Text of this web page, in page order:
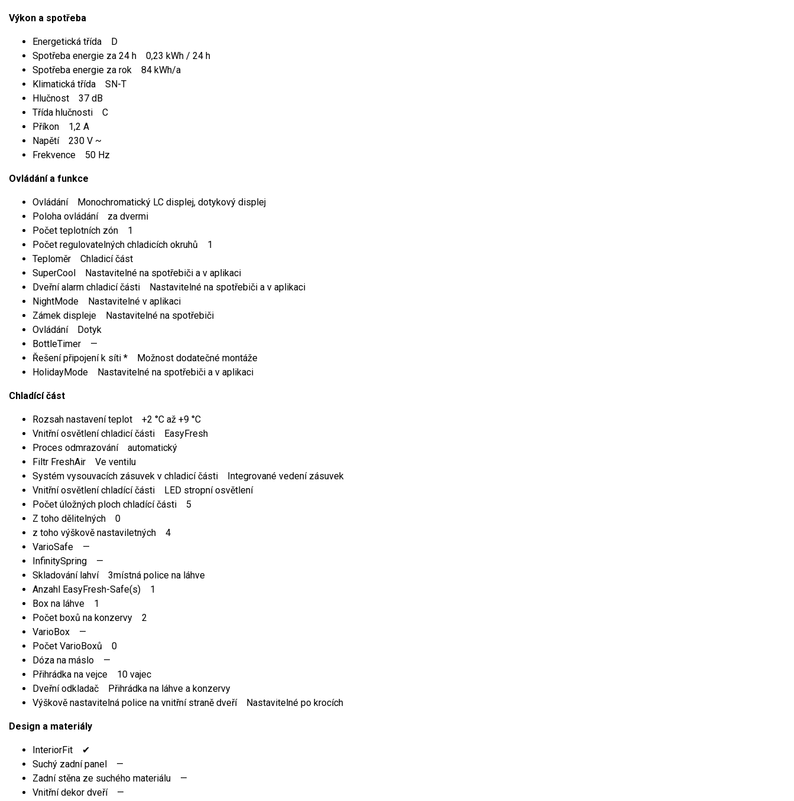
Výkon a spotřeba
Energetická třída D
Spotřeba energie za 24 h 0,23 kWh / 24 h
Spotřeba energie za rok 84 kWh/a
Klimatická třída SN-T
Hlučnost 37 dB
Třída hlučnosti C
Příkon 1,2 A
Napětí 230 V ~
Frekvence 50 Hz
Ovládání a funkce
Ovládání Monochromatický LC displej, dotykový displej
Poloha ovládání za dvermi
Počet teplotních zón 1
Počet regulovatelných chladicích okruhů 1
Teploměr Chladicí část
SuperCool Nastavitelné na spotřebiči a v aplikaci
Dveřní alarm chladicí části Nastavitelné na spotřebiči a v aplikaci
NightMode Nastavitelné v aplikaci
Zámek displeje Nastavitelné na spotřebiči
Ovládání Dotyk
BottleTimer —
Řešení připojení k síti * Možnost dodatečné montáže
HolidayMode Nastavitelné na spotřebiči a v aplikaci
Chladící část
Rozsah nastavení teplot +2 °C až +9 °C
Vnitřní osvětlení chladicí části EasyFresh
Proces odmrazování automatický
Filtr FreshAir Ve ventilu
Systém vysouvacích zásuvek v chladicí části Integrované vedení zásuvek
Vnitřní osvětlení chladící části LED stropní osvětlení
Počet úložných ploch chladící části 5
Z toho dělitelných 0
z toho výškově nastaviletných 4
VarioSafe —
InfinitySpring —
Skladování lahví 3místná police na láhve
Anzahl EasyFresh-Safe(s) 1
Box na láhve 1
Počet boxů na konzervy 2
VarioBox —
Počet VarioBoxů 0
Dóza na máslo —
Přihrádka na vejce 10 vajec
Dveřní odkladač Přihrádka na láhve a konzervy
Výškově nastavitelná police na vnitřní straně dveří Nastavitelné po krocích
Design a materiály
InteriorFit ✔
Suchý zadní panel —
Zadní stěna ze suchého materiálu —
Vnitřní dekor dveří —